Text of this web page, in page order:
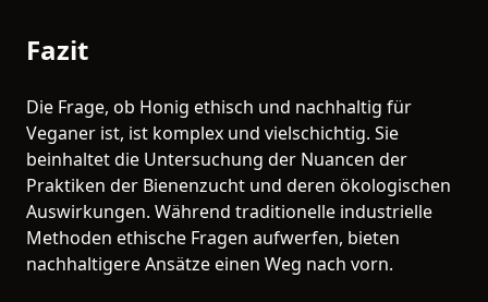
Fazit
Die Frage, ob Honig ethisch und nachhaltig für
Veganer ist, ist komplex und vielschichtig. Sie
beinhaltet die Untersuchung der Nuancen der
Praktiken der Bienenzucht und deren ökologischen
Auswirkungen. Während traditionelle industrielle
Methoden ethische Fragen aufwerfen, bieten
nachhaltigere Ansätze einen Weg nach vorn.